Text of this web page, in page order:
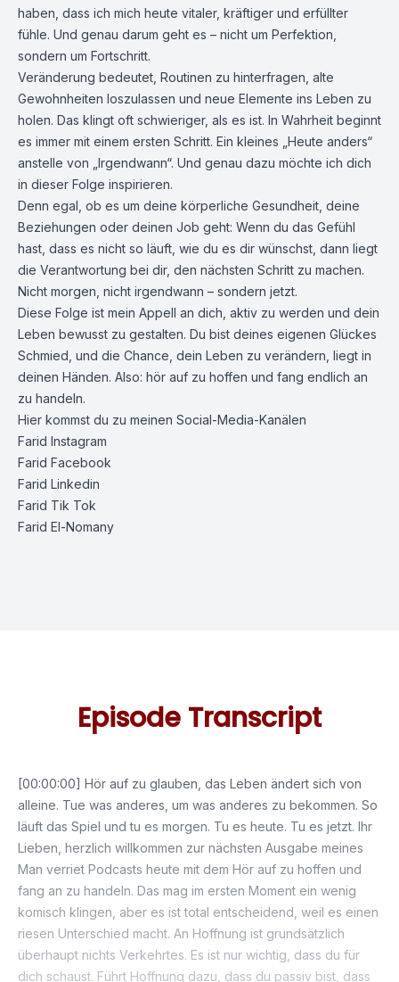
haben, dass ich mich heute vitaler, kräftiger und erfüllter
fühle. Und genau darum geht es – nicht um Perfektion,
sondern um Fortschritt.
Veränderung bedeutet, Routinen zu hinterfragen, alte
Gewohnheiten loszulassen und neue Elemente ins Leben zu
holen. Das klingt oft schwieriger, als es ist. In Wahrheit beginnt
es immer mit einem ersten Schritt. Ein kleines „Heute anders“
anstelle von „Irgendwann“. Und genau dazu möchte ich dich
in dieser Folge inspirieren.
Denn egal, ob es um deine körperliche Gesundheit, deine
Beziehungen oder deinen Job geht: Wenn du das Gefühl
hast, dass es nicht so läuft, wie du es dir wünschst, dann liegt
die Verantwortung bei dir, den nächsten Schritt zu machen.
Nicht morgen, nicht irgendwann – sondern jetzt.
Diese Folge ist mein Appell an dich, aktiv zu werden und dein
Leben bewusst zu gestalten. Du bist deines eigenen Glückes
Schmied, und die Chance, dein Leben zu verändern, liegt in
deinen Händen. Also: hör auf zu hoffen und fang endlich an
zu handeln.
Hier kommst du zu meinen Social-Media-Kanälen
Farid Instagram
Farid Facebook
Farid Linkedin
Farid Tik Tok
Farid El-Nomany
Episode Transcript